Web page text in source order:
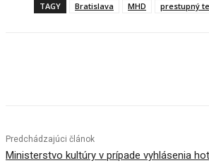
TAGY Bratislava MHD prestupný
Predchádzajúci článok
Ministerstvo kultúry v prípade vyhlásenia